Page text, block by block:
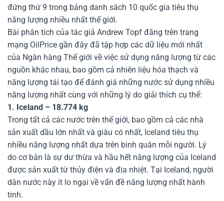
đứng thứ 9 trong bảng danh sách 10 quốc gia tiêu thụ
năng lượng nhiều nhất thế giới.
Bài phân tích của tác giả Andrew Topf đăng trên trang
mạng OilPrice gần đây đã tập hợp các dữ liệu mới nhất
của Ngân hàng Thế giới về việc sử dụng năng lượng từ các
nguồn khác nhau, bao gồm cả nhiên liệu hóa thạch và
năng lượng tái tạo để đánh giá những nước sử dụng nhiều
năng lượng nhất cùng với những lý do giải thích cụ thể:
1. Iceland – 18.774 kg
Trong tất cả các nước trên thế giới, bao gồm cả các nhà
sản xuất dầu lớn nhất và giàu có nhất, Iceland tiêu thụ
nhiều năng lượng nhất dựa trên bình quân mỗi người. Lý
do cơ bản là sự dư thừa và hầu hết năng lượng của Iceland
được sản xuất từ thủy điện và địa nhiệt. Tại Iceland, người
dân nước này ít lo ngại về vấn đề năng lượng nhất hành
tinh.